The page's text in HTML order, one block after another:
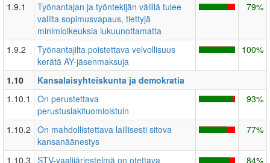
1.9.1
Työnantajan ja työntekijän välillä tulee
vallita sopimusvapaus, tiettyjä
minimioikeuksia lukuunottamatta
79%
1.9.2
Työnantajilta poistettava velvollisuus
kerätä AY-jäsenmaksuja
100%
1.10
Kansalaisyhteiskunta ja demokratia
1.10.1
On perustettava
perustuslakituomioistuin
93%
1.10.2 On mahdollistettava laillisesti sitova
kansanäänestys
77%
1.10.3 STV-vaalijärjestelmä on otettava 84%